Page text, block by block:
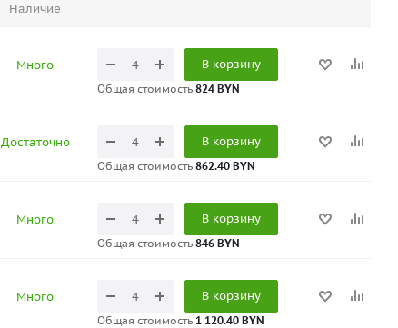
Наличие
Много В корзину
Общая стоимость 824 BYN
Достаточно В корзину
Общая стоимость 862.40 BYN
Много В корзину
Общая стоимость 846 BYN
Много В корзину
Общая стоимость 1 120.40 BYN